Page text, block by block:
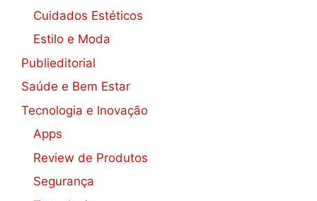
Cuidados Estéticos
Estilo e Moda
Publieditorial
Saúde e Bem Estar
Tecnologia e Inovação
Apps
Review de Produtos
Segurança